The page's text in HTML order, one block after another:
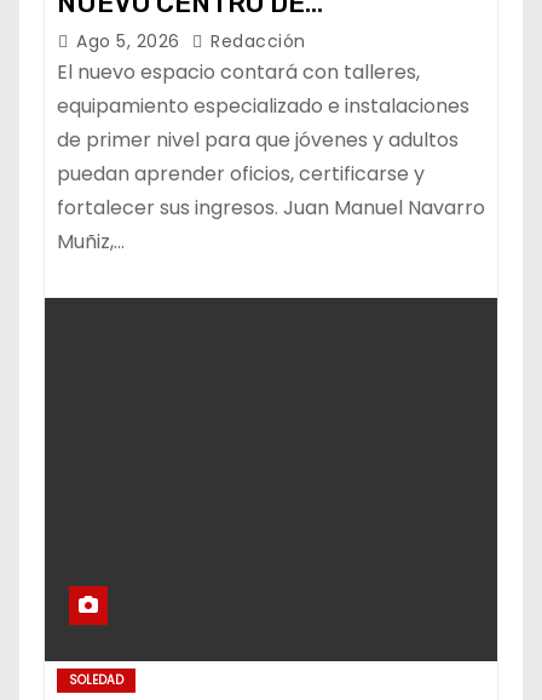
CAPACITACIÓN: NAVARRO MUÑIZ
Ago 5, 2026 Redacción
El nuevo espacio contará con talleres,
equipamiento especializado e instalaciones
de primer nivel para que jóvenes y adultos
puedan aprender oficios, certificarse y
fortalecer sus ingresos. Juan Manuel Navarro
Muñiz,…
SOLEDAD